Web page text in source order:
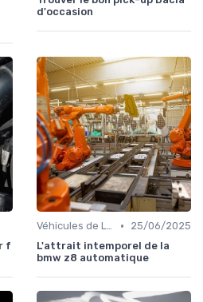
d'occasion
f
Véhicules de Luxe •
25/06/2025
L'attrait intemporel de la
bmw z8 automatique